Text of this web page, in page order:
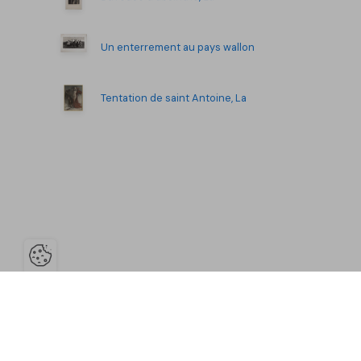
Un enterrement au pays wallon
Tentation de saint Antoine, La
Ouvrir la barre de gestion des